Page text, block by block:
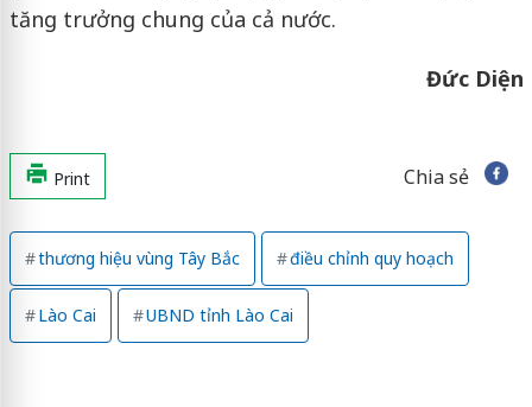
tăng trưởng chung của cả nước.
Đức Diện
Print Chia sẻ
thương hiệu vùng Tây Bắc điều chỉnh quy hoạch
Lào Cai UBND tỉnh Lào Cai